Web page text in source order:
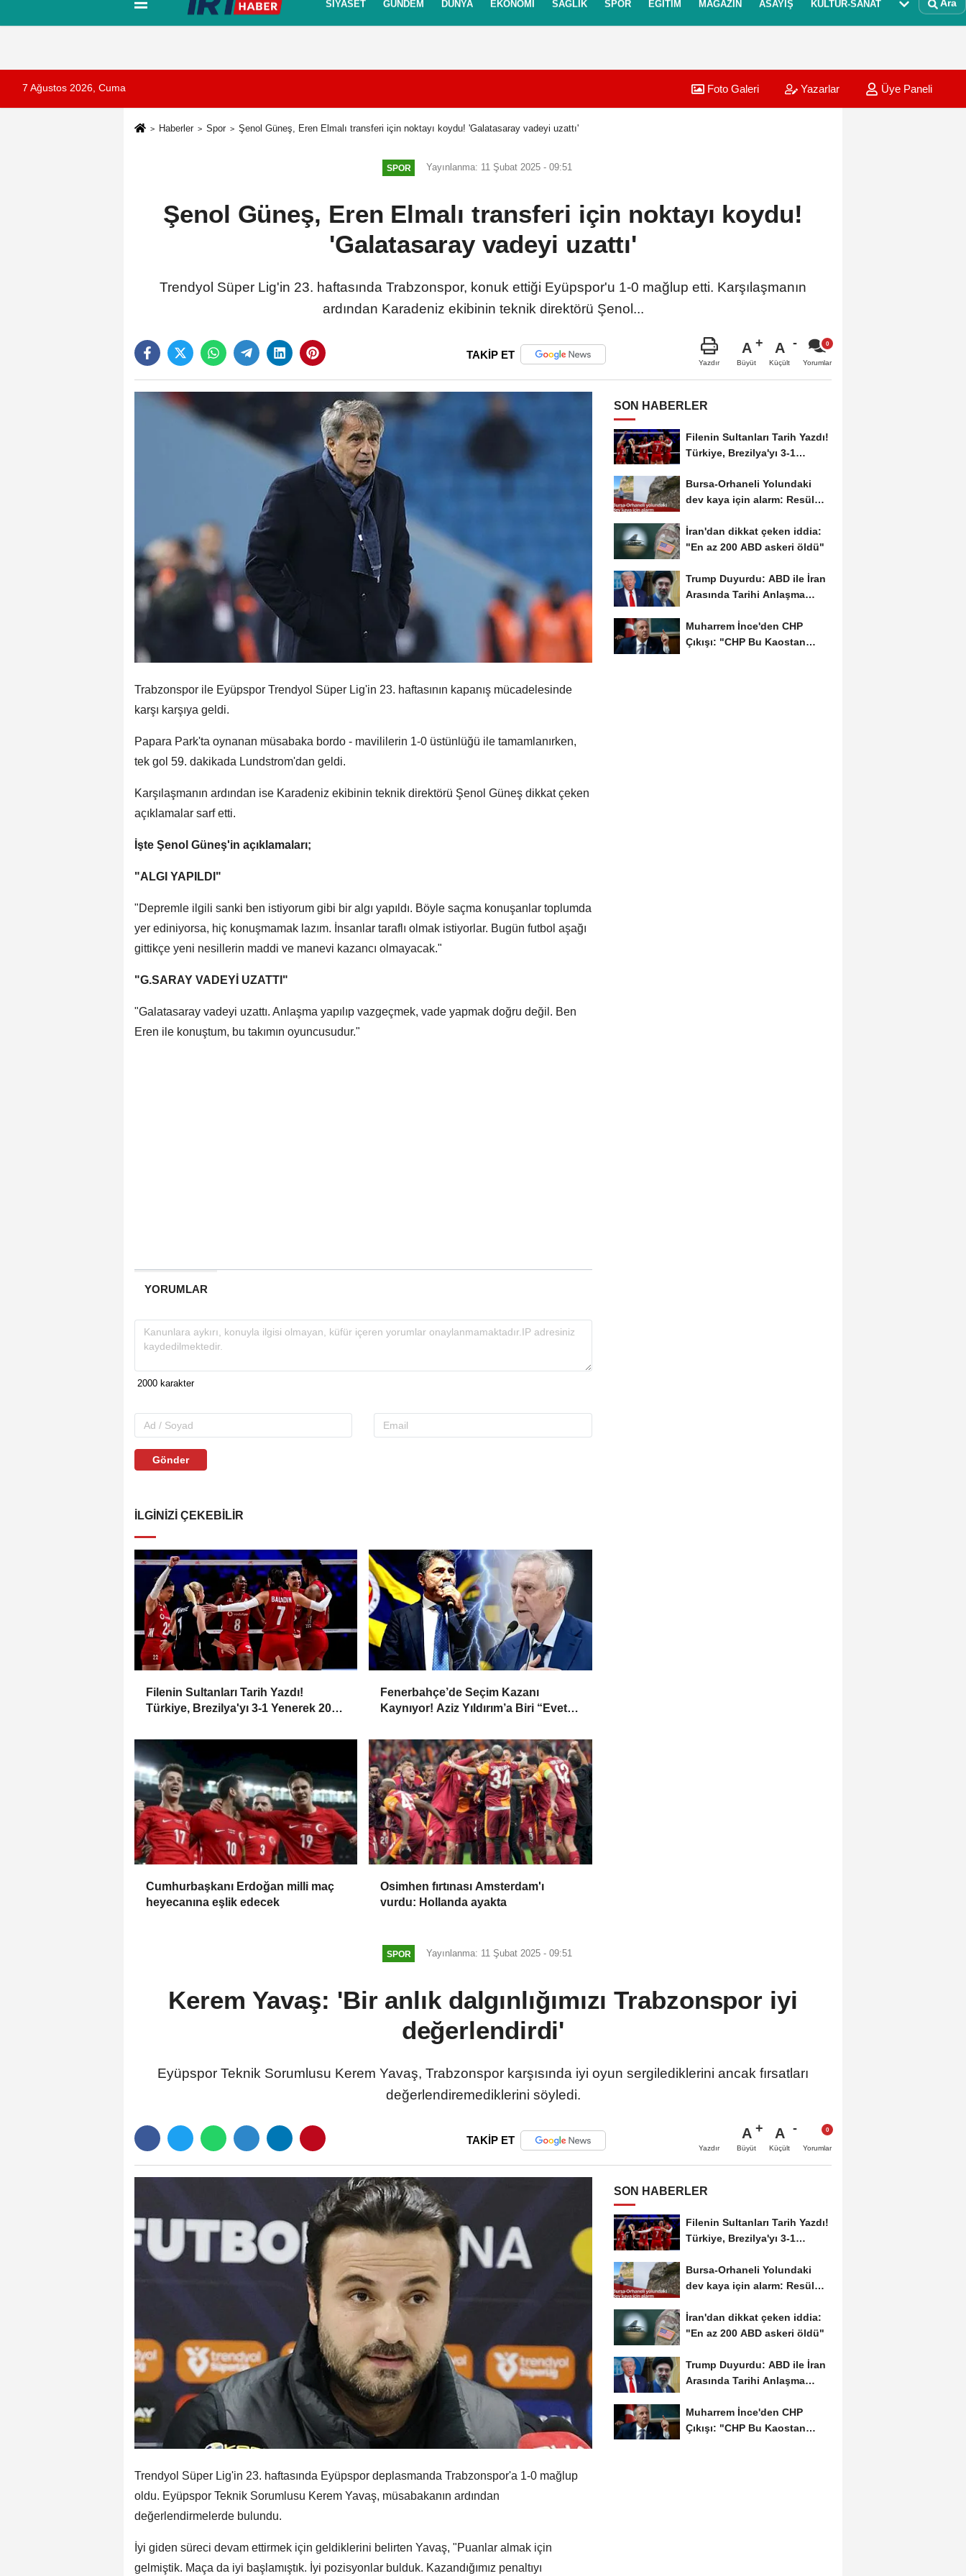
Künye İletişim
SIYASET GÜNDEM DÜNYA EKONOMI SAĞLIK SPOR EĞITIM MAGAZIN ASAYIŞ KÜLTÜR-SANAT Ara
7 Ağustos 2026, Cuma Foto Galeri Yazarlar Üye Paneli
Haberler Spor Şenol Güneş, Eren Elmalı transferi için noktayı koydu! 'Galatasaray vadeyi uzattı'
SPOR Yayınlanma: 11 Şubat 2025 - 09:51
Şenol Güneş, Eren Elmalı transferi için noktayı koydu!
'Galatasaray vadeyi uzattı'
Trendyol Süper Lig'in 23. haftasında Trabzonspor, konuk ettiği Eyüpspor'u 1-0 mağlup etti. Karşılaşmanın
ardından Karadeniz ekibinin teknik direktörü Şenol...
TAKİP ET
Yazdır
A
Büyüt
A
Küçült Yorumlar
Trabzonspor ile Eyüpspor Trendyol Süper Lig'in 23. haftasının kapanış mücadelesinde
karşı karşıya geldi.
Papara Park'ta oynanan müsabaka bordo - mavililerin 1-0 üstünlüğü ile tamamlanırken,
tek gol 59. dakikada Lundstrom'dan geldi.
Karşılaşmanın ardından ise Karadeniz ekibinin teknik direktörü Şenol Güneş dikkat çeken
açıklamalar sarf etti.
İşte Şenol Güneş'in açıklamaları;
"ALGI YAPILDI"
"Depremle ilgili sanki ben istiyorum gibi bir algı yapıldı. Böyle saçma konuşanlar toplumda
yer ediniyorsa, hiç konuşmamak lazım. İnsanlar taraflı olmak istiyorlar. Bugün futbol aşağı
gittikçe yeni nesillerin maddi ve manevi kazancı olmayacak."
"G.SARAY VADEYİ UZATTI"
"Galatasaray vadeyi uzattı. Anlaşma yapılıp vazgeçmek, vade yapmak doğru değil. Ben
Eren ile konuştum, bu takımın oyuncusudur."
YORUMLAR
Gönder
İLGINIZI ÇEKEBILIR
Filenin Sultanları Tarih Yazdı!
Türkiye, Brezilya'yı 3-1 Yenerek 2026
Fenerbahçe’de Seçim Kazanı
Kaynıyor! Aziz Yıldırım’a Biri “Evet”
Cumhurbaşkanı Erdoğan milli maç
heyecanına eşlik edecek
Osimhen fırtınası Amsterdam'ı
vurdu: Hollanda ayakta
SON HABERLER
Filenin Sultanları Tarih Yazdı!
Türkiye, Brezilya'yı 3-1
Bursa-Orhaneli Yolundaki
dev kaya için alarm: Resül
İran'dan dikkat çeken iddia:
"En az 200 ABD askeri öldü"
Trump Duyurdu: ABD ile İran
Arasında Tarihi Anlaşma
Muharrem İnce'den CHP
Çıkışı: "CHP Bu Kaostan
SPOR Yayınlanma: 11 Şubat 2025 - 09:51
Kerem Yavaş: 'Bir anlık dalgınlığımızı Trabzonspor iyi
değerlendirdi'
Eyüpspor Teknik Sorumlusu Kerem Yavaş, Trabzonspor karşısında iyi oyun sergilediklerini ancak fırsatları
değerlendiremediklerini söyledi.
TAKİP ET
Yazdır
A
Büyüt
A
Küçült Yorumlar
Trendyol Süper Lig'in 23. haftasında Eyüpspor deplasmanda Trabzonspor'a 1-0 mağlup
oldu. Eyüpspor Teknik Sorumlusu Kerem Yavaş, müsabakanın ardından
değerlendirmelerde bulundu.
İyi giden süreci devam ettirmek için geldiklerini belirten Yavaş, "Puanlar almak için
gelmiştik. Maça da iyi başlamıştık. İyi pozisyonlar bulduk. Kazandığımız penaltıyı
SON HABERLER
Filenin Sultanları Tarih Yazdı!
Türkiye, Brezilya'yı 3-1
Bursa-Orhaneli Yolundaki
dev kaya için alarm: Resül
İran'dan dikkat çeken iddia:
"En az 200 ABD askeri öldü"
Trump Duyurdu: ABD ile İran
Arasında Tarihi Anlaşma
Muharrem İnce'den CHP
Çıkışı: "CHP Bu Kaostan